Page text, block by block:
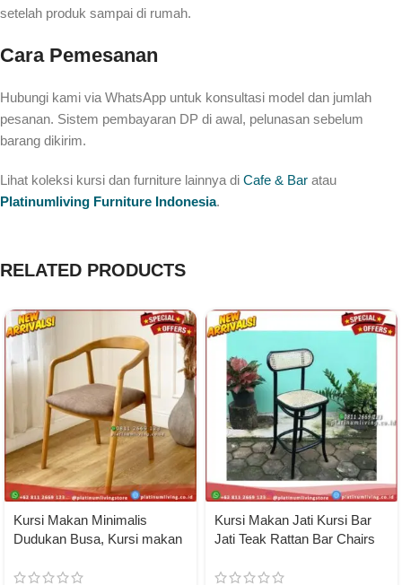
setelah produk sampai di rumah.
Cara Pemesanan
Hubungi kami via WhatsApp untuk konsultasi model dan jumlah
pesanan. Sistem pembayaran DP di awal, pelunasan sebelum
barang dikirim.
Lihat koleksi kursi dan furniture lainnya di Cafe & Bar atau
Platinumliving Furniture Indonesia.
RELATED PRODUCTS
Kursi Makan Minimalis
Dudukan Busa, Kursi makan
Furniture Indonesia
Kursi Makan Jati Kursi Bar
Jati Teak Rattan Bar Chairs